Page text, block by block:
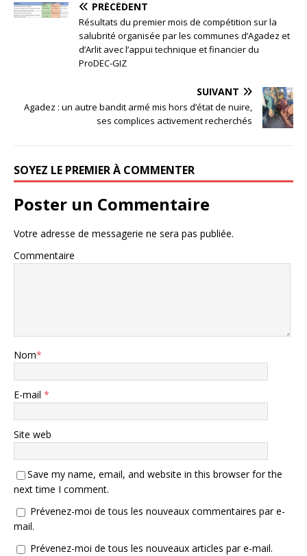
PRÉCÉDENT
Résultats du premier mois de compétition sur la
salubrité organisée par les communes d’Agadez et
d’Arlit avec l’appui technique et financier du
ProDEC-GIZ
SUIVANT
Agadez : un autre bandit armé mis hors d’état de nuire,
ses complices activement recherchés
SOYEZ LE PREMIER À COMMENTER
Poster un Commentaire
Votre adresse de messagerie ne sera pas publiée.
Commentaire
Nom*
E-mail *
Site web
Save my name, email, and website in this browser for the
next time I comment.
Prévenez-moi de tous les nouveaux commentaires par e-
mail.
Prévenez-moi de tous les nouveaux articles par e-mail.